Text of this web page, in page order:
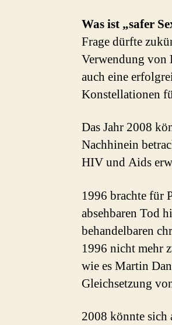
Was ist „safer
Frage dürfte
Verwendung von
auch eine
Konstellationen
Das Jahr 2008
Nachhinein
HIV und Aids
1996 brachte für
absehbaren Tod
behandelbaren
1996 nicht mehr
wie es Martin
Gleichsetzung
2008 könnte